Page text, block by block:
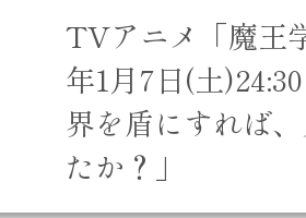
TVアニメ「魔王
年1月7日(土
界を盾にすれば
たか？」